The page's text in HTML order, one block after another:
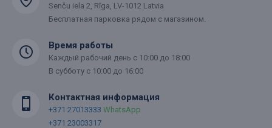
Senču iela 2, Rīga, LV-1012 Latvia
Бесплатная парковка рядом с магазином.
Время работы
Каждый рабочий день с 10:00 до 18:00
В субботу с 10:00 до 16:00
Контактная информация
+371 27013333 WhatsApp
+371 23003317